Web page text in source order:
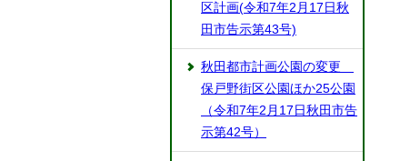
区計画(令和7年2月17日秋
田市告示第43号)
秋田都市計画公園の変更
保戸野街区公園ほか25公園
（令和7年2月17日秋田市告
示第42号）